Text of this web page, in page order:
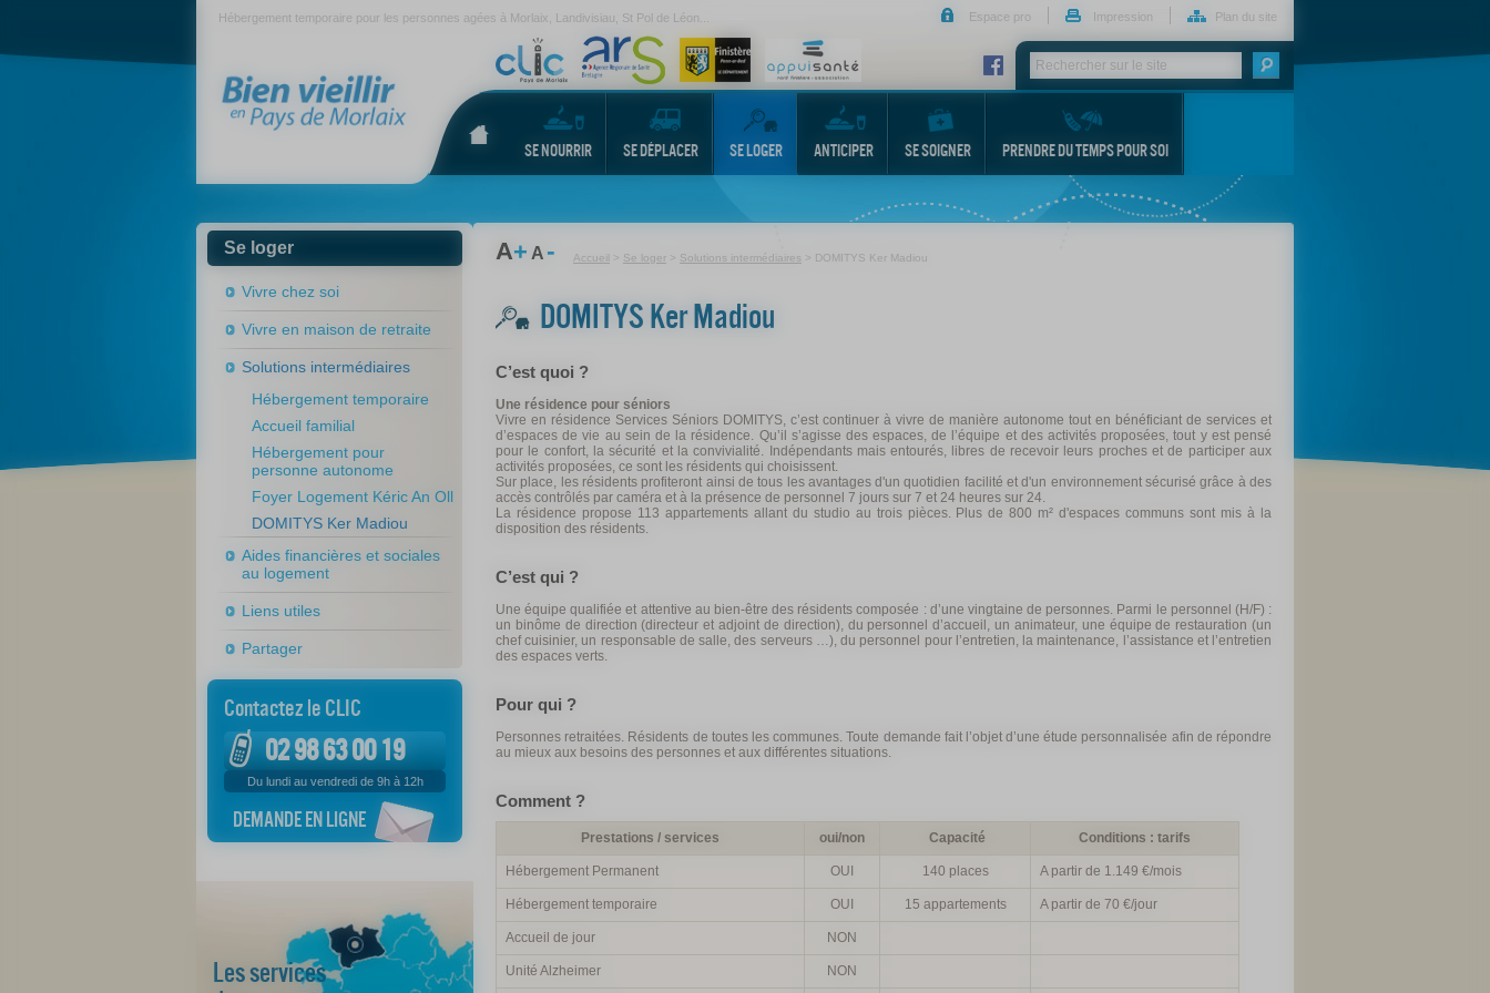
Hébergement temporaire pour les personnes agées à Morlaix, Landivisiau, St Pol de Léon... Espace pro Impression Plan du site
SE NOURRIR SE DÉPLACER SE LOGER ANTICIPER SE SOIGNER PRENDRE DU TEMPS POUR SOI
Se loger
Vivre chez soi
Vivre en maison de retraite
Solutions intermédiaires
Hébergement temporaire
Accueil familial
Hébergement pour
personne autonome
Foyer Logement Kéric An Oll
DOMITYS Ker Madiou
Aides financières et sociales
au logement
Liens utiles
Partager
Contactez le CLIC
02 98 63 00 19
Du lundi au vendredi de 9h à 12h
DEMANDE EN LIGNE
Les services
A+ A - Accueil > Se loger > Solutions intermédiaires > DOMITYS Ker Madiou
DOMITYS Ker Madiou
C’est quoi ?
Une résidence pour séniors
Vivre en résidence Services Séniors DOMITYS, c’est continuer à vivre de manière autonome tout en bénéficiant de services et
d’espaces de vie au sein de la résidence. Qu’il s’agisse des espaces, de l’équipe et des activités proposées, tout y est pensé
pour le confort, la sécurité et la convivialité. Indépendants mais entourés, libres de recevoir leurs proches et de participer aux
activités proposées, ce sont les résidents qui choisissent.
Sur place, les résidents profiteront ainsi de tous les avantages d'un quotidien facilité et d'un environnement sécurisé grâce à des
accès contrôlés par caméra et à la présence de personnel 7 jours sur 7 et 24 heures sur 24.
La résidence propose 113 appartements allant du studio au trois pièces. Plus de 800 m² d'espaces communs sont mis à la
disposition des résidents.
C’est qui ?
Une équipe qualifiée et attentive au bien-être des résidents composée : d’une vingtaine de personnes. Parmi le personnel (H/F) :
un binôme de direction (directeur et adjoint de direction), du personnel d’accueil, un animateur, une équipe de restauration (un
chef cuisinier, un responsable de salle, des serveurs …), du personnel pour l’entretien, la maintenance, l’assistance et l’entretien
des espaces verts.
Pour qui ?
Personnes retraitées. Résidents de toutes les communes. Toute demande fait l’objet d’une étude personnalisée afin de répondre
au mieux aux besoins des personnes et aux différentes situations.
Comment ?
Prestations / services oui/non Capacité Conditions : tarifs
Hébergement Permanent OUI 140 places A partir de 1.149 €/mois
Hébergement temporaire OUI 15 appartements A partir de 70 €/jour
Accueil de jour NON
Unité Alzheimer NON